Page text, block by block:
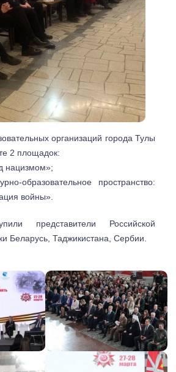
организаций города Тулы
2 площадок:
нацизмом»;
образовательное пространство:
войны».
представители Российской
Беларусь, Таджикистана, Сербии.